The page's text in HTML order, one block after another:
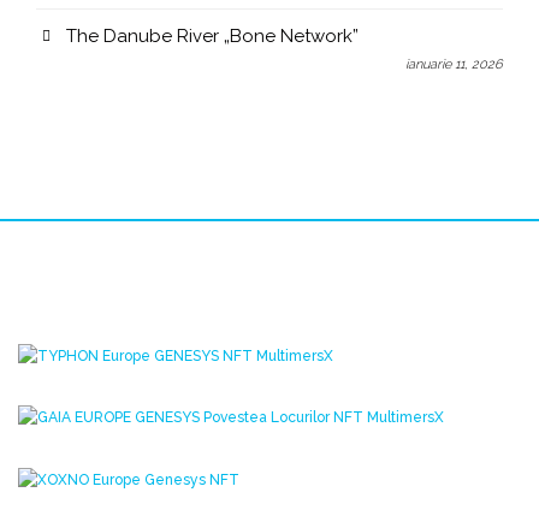
The Danube River „Bone Network”
ianuarie 11, 2026